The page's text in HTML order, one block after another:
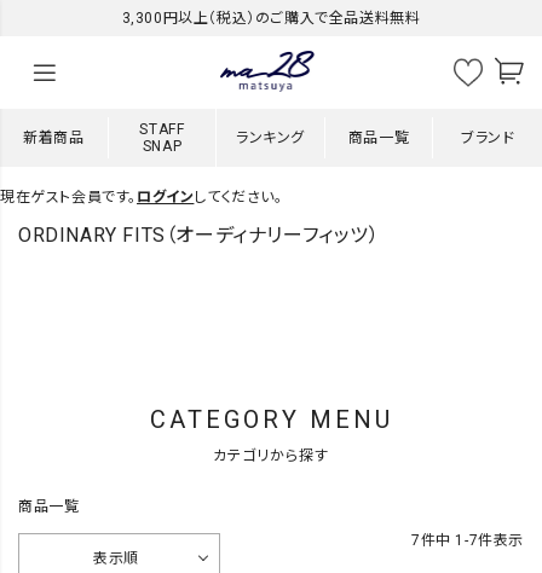
3,300円以上（税込）のご購入で全品送料無料
新着商品
STAFF
SNAP
ランキング 商品一覧 ブランド
現在ゲスト会員です。 ログインしてください。
ORDINARY FITS（オーディナリーフィッツ）
CATEGORY MENU
カテゴリから探す
商品一覧
表示順
7件中 1 -7件表示